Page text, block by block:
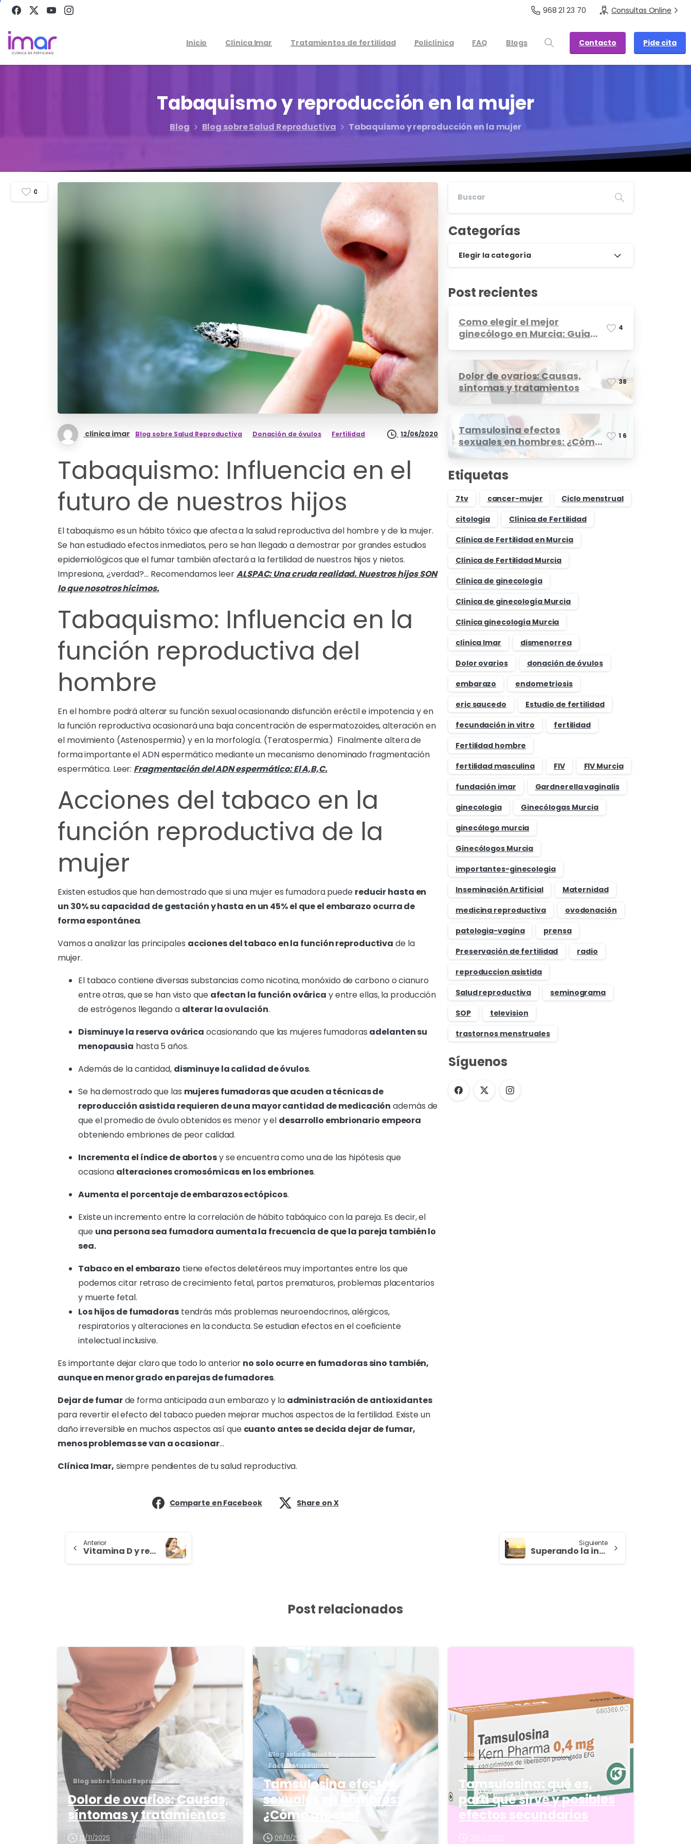
968 21 23 70 Consultas Online
Inicio Clínica Imar Tratamientos de fertilidad Policlínica FAQ Blogs Contacto Pide cita
Tabaquismoy reproducción en la mujer
Blog Blog sobre Salud Reproductiva Tabaquismo y reproducción en la mujer
clinica imar Blog sobre Salud Reproductiva Donación de óvulos Fertilidad 12/06/2020
Tabaquismo: Influencia en el
futuro de nuestros hijos
El tabaquismo es un hábito tóxico que afecta a la salud reproductiva del hombre y de la mujer.
Se han estudiado efectos inmediatos, pero se han llegado a demostrar por grandes estudios
epidemiológicos que el fumar también afectará a la fertilidad de nuestros hijos y nietos.
Impresiona, ¿verdad?… Recomendamos leerALSPAC: Una cruda realidad. Nuestros hijos SON
lo que nosotros hicimos.
Tabaquismo: Influencia en la
función reproductiva del
hombre
En el hombre podrá alterar su función sexual ocasionando disfunción eréctil e impotencia y en
la función reproductiva ocasionará una baja concentración de espermatozoides, alteración en
el movimiento (Astenospermia) y en la morfología. (Teratospermia.) Finalmente altera de
forma importante el ADN espermático mediante un mecanismo denominado fragmentación
espermática. Leer: Fragmentación del ADN espermático: El A,B,C.
Acciones del tabaco en la
función reproductiva de la
mujer
Existen estudios que han demostrado que si una mujer es fumadora puede reducir hasta en
un 30% su capacidad de gestación y hasta en un 45% el que el embarazo ocurra de
forma espontánea.
Vamos a analizar las principales acciones del tabaco en la función reproductiva de la
mujer.
El tabaco contiene diversas substancias como nicotina, monóxido de carbono o cianuro
entre otras, que se han visto que afectan la función ovárica y entre ellas, la producción
de estrógenos llegando a alterar la ovulación.
Disminuye la reserva ovárica ocasionando que las mujeres fumadoras adelanten su
menopausia hasta 5 años.
Además de la cantidad, disminuye la calidad de óvulos.
Se ha demostrado que las mujeres fumadoras que acuden a técnicas de
reproducción asistida requieren de una mayor cantidad de medicación además de
que el promedio de óvulo obtenidos es menor y el desarrollo embrionario empeora
obteniendo embriones de peor calidad.
Incrementa el índice de abortosy se encuentra como una de las hipótesis que
ocasiona alteraciones cromosómicas en los embriones.
Aumenta el porcentaje de embarazos ectópicos.
Existe un incremento entre la correlación de hábito tabáquico con la pareja. Es decir, el
que una persona sea fumadora aumenta la frecuencia de que la pareja también lo
sea.
Tabaco en el embarazo tiene efectos deletéreos muy importantes entre los que
podemos citar retraso de crecimiento fetal, partos prematuros, problemas placentarios
y muerte fetal.
Los hijos de fumadorastendrás más problemas neuroendocrinos, alérgicos,
respiratorios y alteraciones en la conducta. Se estudian efectos en el coeficiente
intelectual inclusive.
Es importante dejar claro que todo lo anterior no solo ocurre en fumadoras sino también,
aunque en menor grado en parejas de fumadores.
Dejar de fumarde forma anticipada a un embarazo y la administración de antioxidantes
para revertir el efecto del tabaco pueden mejorar muchos aspectos de la fertilidad. Existe un
daño irreversible en muchos aspectos así que cuanto antes se decida dejar de fumar,
menos problemas se van a ocasionar…
Clínica Imar, siempre pendientes de tu salud reproductiva.
0
Comparte en Facebook Share on X
Categorías
Elegir la categoría
Post recientes
Como elegir el mejor
ginecólogo en Murcia: Guía
4
Dolor de ovarios: Causas,
síntomas y tratamientos
38
Tamsulosina efectos
sexuales en hombres: ¿Cómo
afecta?
1 6
Etiquetas
7tv cancer-mujer
Ciclo menstrual
citologia
Clínica de Fertilidad
Clínica de Fertilidad en Murcia
Clínica de Fertilidad Murcia
Clínica de ginecología
Clínica de ginecología Murcia
Clínica ginecología Murcia
clínica Imar
dismenorrea
Dolor ovarios
donación de óvulos
embarazo
endometriosis
eric saucedo
Estudio de fertilidad
fecundación in vitro
fertilidad
Fertilidad hombre
fertilidad masculina
FIV
FIV Murcia
fundación imar
Gardnerella vaginalis
ginecologia
Ginecólogas Murcia
ginecólogo murcia
Ginecólogos Murcia
importantes-ginecologia
Inseminación Artificial
Maternidad
medicina reproductiva
ovodonación
patologia-vagina
prensa
Preservación de fertilidad
radio
reproduccion asistida
Salud reproductiva
seminograma
SOP
television
trastornos menstruales
Síguenos
Anterior
Vitamina D y reproducción
Siguiente
Superando la infertilidad…
Post relacionados
Blog sobre Salud Reproductiva
Dolor de ovarios: Causas,
síntomas y tratamientos
12/11/2025
Blog sobre Salud Reproductiva
Factor Masculino
Tamsulosina efectos
sexuales en hombres:
¿Cómo afecta?
06/11/2025
Blog sobre Salud Reproductiva
Factor Masculino
Tamsulosina: qué es,
para qué sirve y posibles
efectos secundarios
28/10/2025